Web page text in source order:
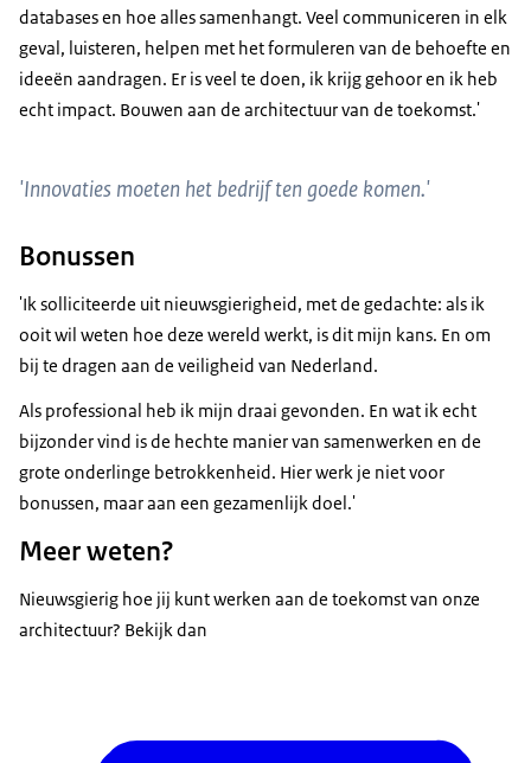
databases en hoe alles samenhangt. Veel communiceren in elk
geval, luisteren, helpen met het formuleren van de behoefte en
ideeën aandragen. Er is veel te doen, ik krijg gehoor en ik heb
echt impact. Bouwen aan de architectuur van de toekomst.'
'Innovaties moeten het bedrijf ten goede komen.'
Bonussen
'Ik solliciteerde uit nieuwsgierigheid, met de gedachte: als ik
ooit wil weten hoe deze wereld werkt, is dit mijn kans. En om
bij te dragen aan de veiligheid van Nederland.
Als professional heb ik mijn draai gevonden. En wat ik echt
bijzonder vind is de hechte manier van samenwerken en de
grote onderlinge betrokkenheid. Hier werk je niet voor
bonussen, maar aan een gezamenlijk doel.'
Meer weten?
Nieuwsgierig hoe jij kunt werken aan de toekomst van onze
architectuur? Bekijk dan